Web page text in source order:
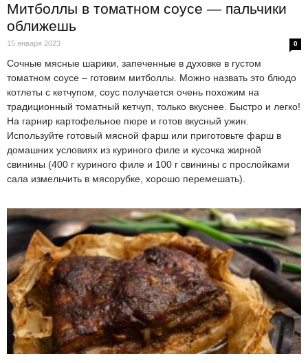
Митболлы в томатном соусе — пальчики
оближешь
15 января 2023 0
Сочные мясные шарики, запеченные в духовке в густом
томатном соусе – готовим митболлы. Можно назвать это блюдо
котлеты с кетчупом, соус получается очень похожим на
традиционный томатный кетчуп, только вкуснее. Быстро и легко!
На гарнир картофельное пюре и готов вкусный ужин.
Используйте готовый мясной фарш или приготовьте фарш в
домашних условиях из куриного филе и кусочка жирной
свинины (400 г куриного филе и 100 г свинины с прослойками
сала измельчить в мясорубке, хорошо перемешать).